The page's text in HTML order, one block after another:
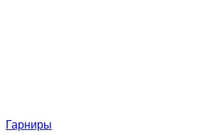
Гарниры